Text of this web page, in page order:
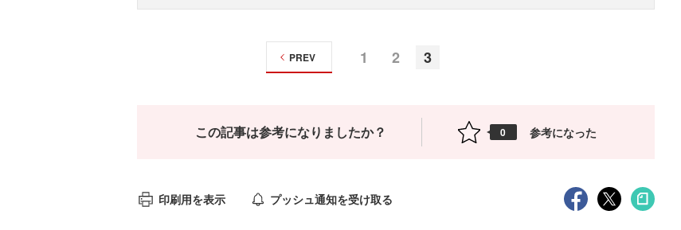
1 2 3
PREV
この記事は参考になりましたか？ 0 参考になった
印刷用を表示 プッシュ通知を受け取る